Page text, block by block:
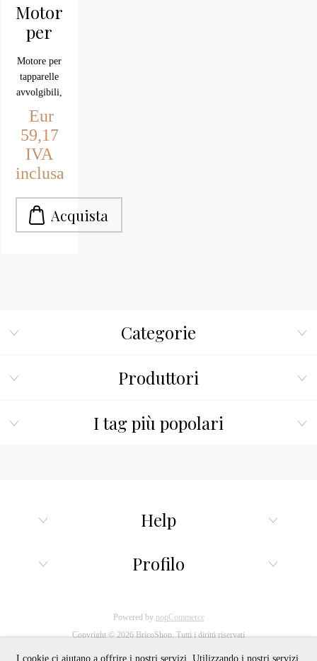
Motore
per
tapparelle
APRIMATIC
REVOLUX
45S-
50
NM
Motore per
tapparelle
avvolgibili,
semplice
montaggio
nel
cassonetto,
funziona
semplice
interruttore,
nel kit ci
Eur
59,17
IVA
inclusa
Categorie
Produttori
I tag più popolari
Help
Profilo
Powered by nopCommerce
Copyright © 2026 BricoShop. Tutti i diritti riservati
I cookie ci aiutano a offrire i nostri servizi. Utilizzando i nostri servizi,